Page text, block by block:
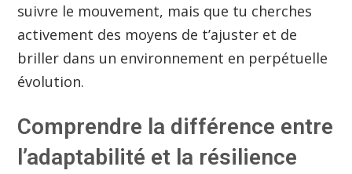
suivre le mouvement, mais que tu cherches
activement des moyens de t’ajuster et de
briller dans un environnement en perpétuelle
évolution.
Comprendre la différence entre
l’adaptabilité et la résilience